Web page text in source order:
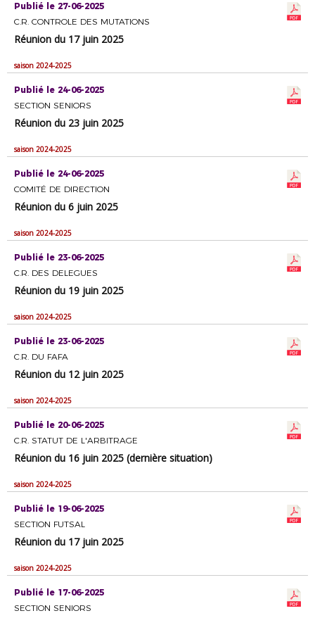
Publié le 27-06-2025
C.R. CONTROLE DES MUTATIONS
Réunion du 17 juin 2025
saison 2024-2025
Publié le 24-06-2025
SECTION SENIORS
Réunion du 23 juin 2025
saison 2024-2025
Publié le 24-06-2025
COMITÉ DE DIRECTION
Réunion du 6 juin 2025
saison 2024-2025
Publié le 23-06-2025
C.R. DES DELEGUES
Réunion du 19 juin 2025
saison 2024-2025
Publié le 23-06-2025
C.R. DU FAFA
Réunion du 12 juin 2025
saison 2024-2025
Publié le 20-06-2025
C.R. STATUT DE L'ARBITRAGE
Réunion du 16 juin 2025 (dernière situation)
saison 2024-2025
Publié le 19-06-2025
SECTION FUTSAL
Réunion du 17 juin 2025
saison 2024-2025
Publié le 17-06-2025
SECTION SENIORS